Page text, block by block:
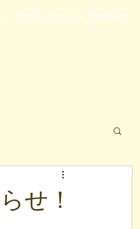
お問い合わせ・見学予約
せ！